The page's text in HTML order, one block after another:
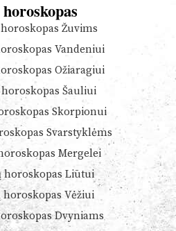
Žuvims
Vandeniui
Ožiaragiui
horoskopas Šauliui
Skorpionui
Svarstyklėms
Mergelei
horoskopas Liūtui
horoskopas Vėžiui
Dvyniams